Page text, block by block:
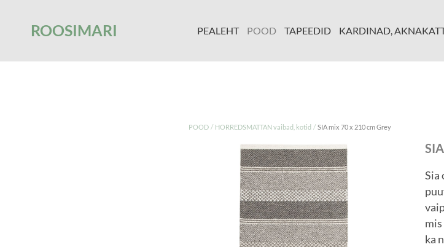
ROOSIMARI PEALEHT POOD TAPEEDID KARDINAD,
POOD / HORREDSMATTAN vaibad, kotid / SIA mix 70 x 210 cm Grey
Sia
ka